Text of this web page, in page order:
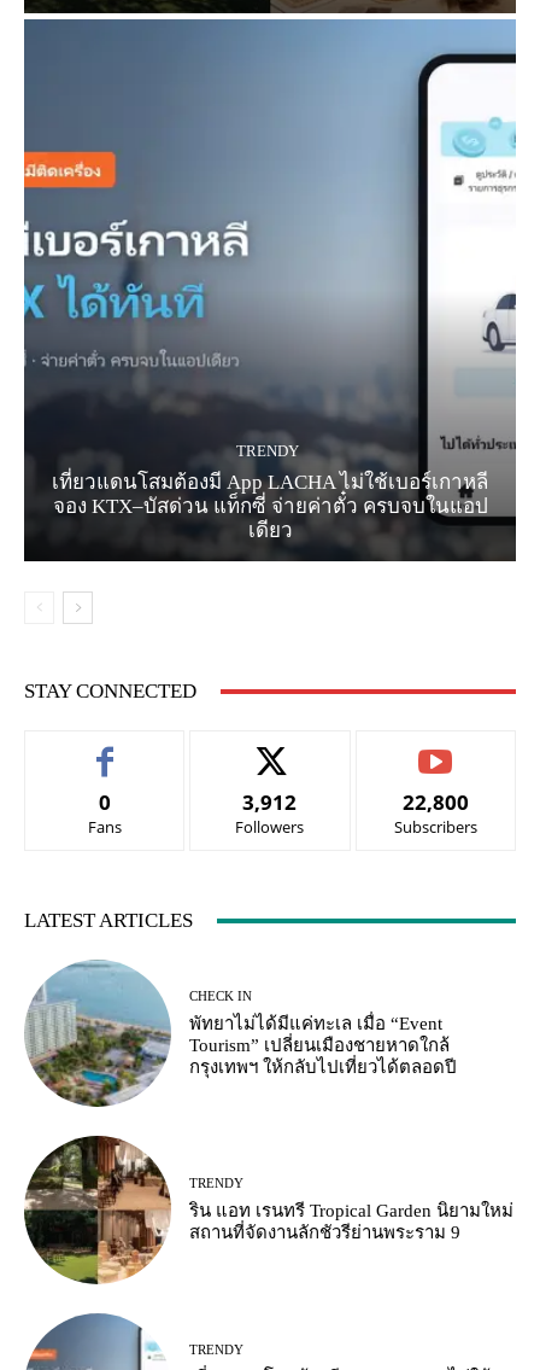
TRENDY
เที่ยวแดนโสมต้องมี App LACHA ไม่ใช้เบอร์เกาหลี
จอง KTX–บัสด่วน แท็กซี่ จ่ายค่าตั๋ว ครบจบในแอป
เดียว
STAY CONNECTED
0
Fans
3,912
Followers
22,800
Subscribers
LATEST ARTICLES
CHECK IN
พัทยาไม่ได้มีแค่ทะเล เมื่อ “Event
Tourism” เปลี่ยนเมืองชายหาดใกล้
กรุงเทพฯ ให้กลับไปเที่ยวได้ตลอดปี
TRENDY
ริน แอท เรนทรี Tropical Garden นิยามใหม่
สถานที่จัดงานลักชัวรีย่านพระราม 9
TRENDY